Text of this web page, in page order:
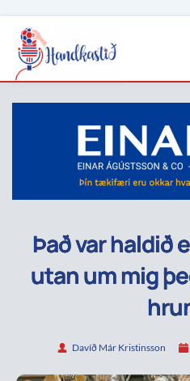
Það var haldið
utan um mig
Davíð Már Kristinsson